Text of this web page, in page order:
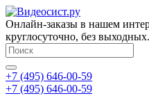
Онлайн-заказы в нашем
круглосуточно, без выходных.
+7 (495) 646-00-59
+7 (495) 646-00-59